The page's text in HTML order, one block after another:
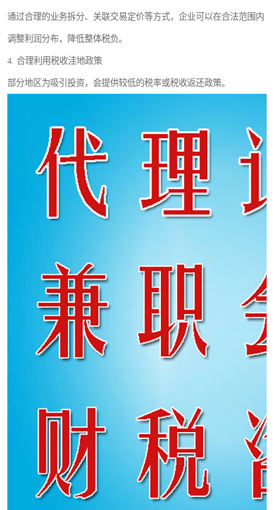
通过合理的业务拆分、关联交易定价等方式，企业可以在合法范围内
调整利润分布，降低整体税负。
4. 合理利用税收洼地政策
部分地区为吸引投资，会提供较低的税率或税收返还政策。